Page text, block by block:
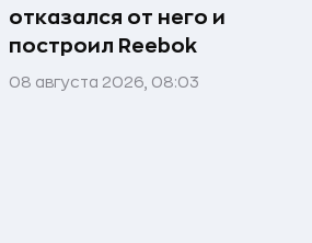
отказался от него и
построил Reebok
08 августа 2026, 08:03